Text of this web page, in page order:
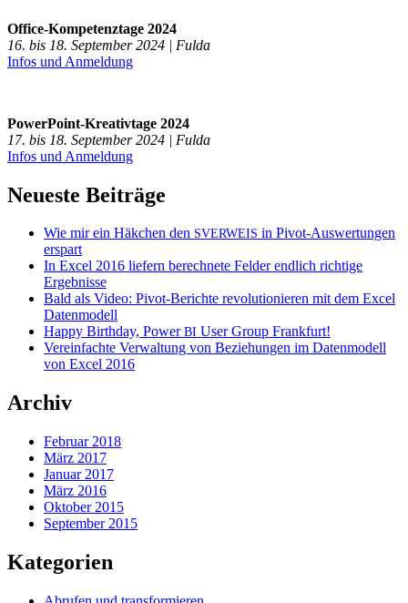
Office-Kompetenztage 2024
16. bis 18. September 2024 | Fulda
Infos und Anmeldung
PowerPoint-Kreativtage 2024
17. bis 18. September 2024 | Fulda
Infos und Anmeldung
Neueste Beiträge
Wie mir ein Häkchen den SVERWEIS in Pivot-Auswertungen
erspart
In Excel 2016 liefern berechnete Felder endlich richtige
Ergebnisse
Bald als Video: Pivot-Berichte revolutionieren mit dem Excel
Datenmodell
Happy Birthday, PowerBI User Group Frankfurt!
Vereinfachte Verwaltung von Beziehungen im Datenmodell
von Excel 2016
Archiv
Februar 2018
März 2017
Januar 2017
März 2016
Oktober 2015
September 2015
Kategorien